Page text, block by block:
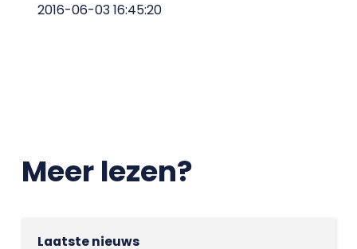
2016-06-03 16:45:20
Meer lezen?
Laatste nieuws